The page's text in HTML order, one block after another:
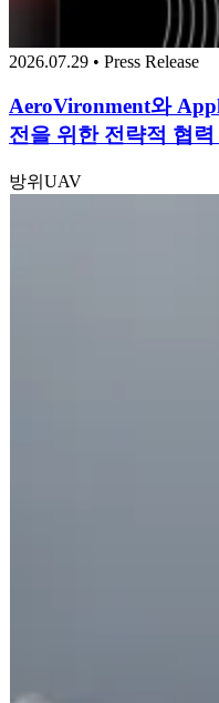
2026.07.29 • Press Release
AeroVironment와
전을 위한 전략적 협력
방위 UAV